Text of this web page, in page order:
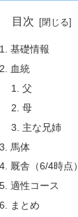
目次
基礎情報
血統
父
母
主な兄姉
馬体
厩舎（6/4時点）
適性コース
まとめ